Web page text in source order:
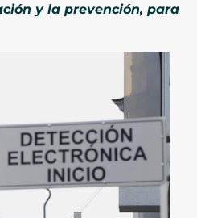
y la prevención, para